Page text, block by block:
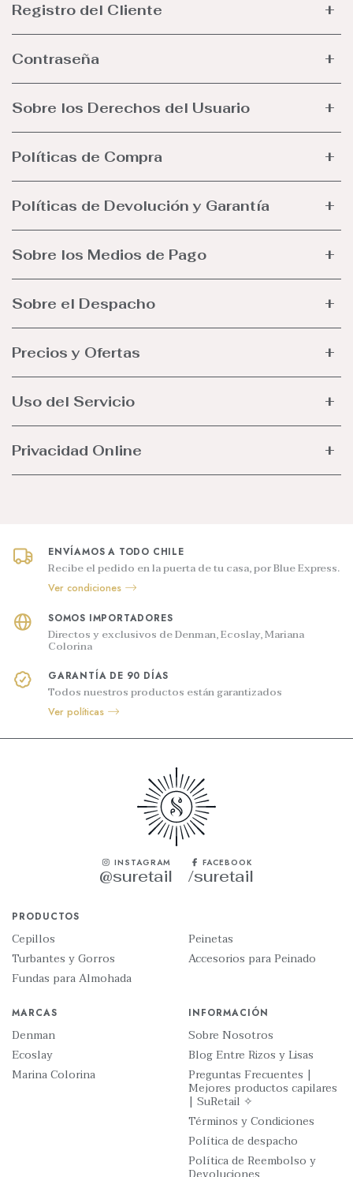
Registro del Cliente
Contraseña
Sobre los Derechos del Usuario
Políticas de Compra
Políticas de Devolución y Garantía
Sobre los Medios de Pago
Sobre el Despacho
Precios y Ofertas
Uso del Servicio
Privacidad Online
ENVÍAMOS A TODO CHILE
Recibe el pedido en la puerta de tu casa, por Blue Express.
Ver condiciones
SOMOS IMPORTADORES
Directos y exclusivos de Denman, Ecoslay, Mariana
Colorina
GARANTÍA DE 90 DÍAS
Todos nuestros productos están garantizados
Ver políticas
INSTAGRAM
@suretail
FACEBOOK
/suretail
PRODUCTOS
Cepillos
Turbantes y Gorros
Fundas para Almohada
Peinetas
Accesorios para Peinado
MARCAS
Denman
Ecoslay
Marina Colorina
INFORMACIÓN
Sobre Nosotros
Blog Entre Rizos y Lisas
Preguntas Frecuentes |
Mejores productos capilares
| SuRetail ✧
Términos y Condiciones
Política de despacho
Política de Reembolso y